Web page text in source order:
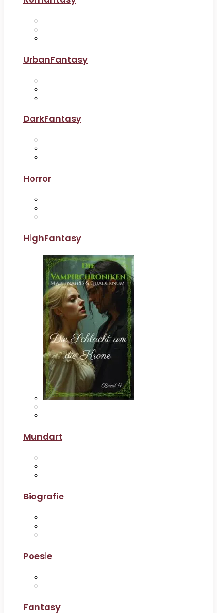
UrbanFantasy
DarkFantasy
Horror
HighFantasy
Mundart
Biografie
Poesie
Fantasy